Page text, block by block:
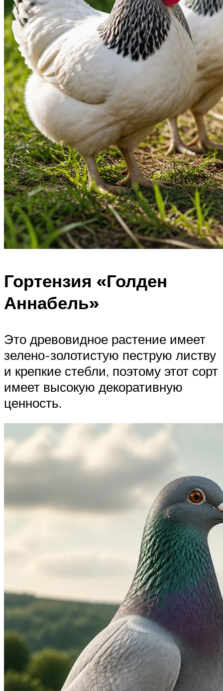
Гортензия «Голден
Аннабель»
Это древовидное растение имеет
зелено-золотистую пеструю листву
и крепкие стебли, поэтому этот сорт
имеет высокую декоративную
ценность.